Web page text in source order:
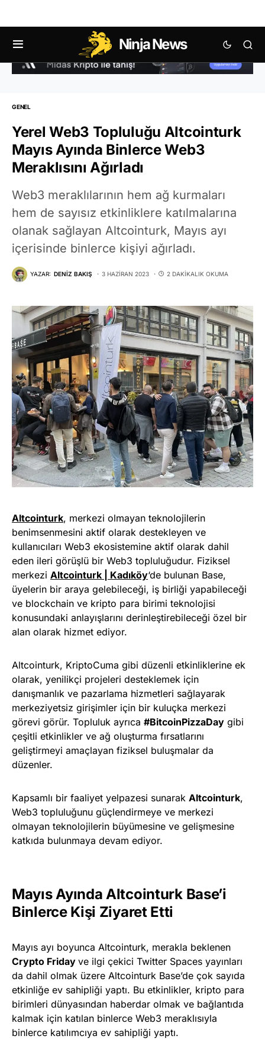
Ninja News
GENEL
Yerel Web3 Topluluğu Altcointurk
Mayıs Ayında Binlerce Web3
Meraklısını Ağırladı
Web3 meraklılarının hem ağ kurmaları
hem de sayısız etkinliklere katılmalarına
olanak sağlayan Altcointurk, Mayıs ayı
içerisinde binlerce kişiyi ağırladı.
YAZAR: DENIZ BAKIŞ 3 HAZIRAN 2023 2 DAKIKALIK OKUMA
Altcointurk, merkezi olmayan teknolojilerin
benimsenmesini aktif olarak destekleyen ve
kullanıcıları Web3 ekosistemine aktif olarak dahil
eden ileri görüşlü bir Web3 topluluğudur. Fiziksel
merkezi Altcointurk | Kadıköy‘de bulunan Base,
üyelerin bir araya gelebileceği, iş birliği yapabileceği
ve blockchain ve kripto para birimi teknolojisi
konusundaki anlayışlarını derinleştirebileceği özel bir
alan olarak hizmet ediyor.
Altcointurk, KriptoCuma gibi düzenli etkinliklerine ek
olarak, yenilikçi projeleri desteklemek için
danışmanlık ve pazarlama hizmetleri sağlayarak
merkeziyetsiz girişimler için bir kuluçka merkezi
görevi görür. Topluluk ayrıca #BitcoinPizzaDay gibi
çeşitli etkinlikler ve ağ oluşturma fırsatlarını
geliştirmeyi amaçlayan fiziksel buluşmalar da
düzenler.
Kapsamlı bir faaliyet yelpazesi sunarak Altcointurk,
Web3 topluluğunu güçlendirmeye ve merkezi
olmayan teknolojilerin büyümesine ve gelişmesine
katkıda bulunmaya devam ediyor.
Mayıs Ayında Altcointurk Base’i
Binlerce Kişi Ziyaret Etti
Mayıs ayı boyunca Altcointurk, merakla beklenen
Crypto Friday ve ilgi çekici Twitter Spaces yayınları
da dahil olmak üzere Altcointurk Base’de çok sayıda
etkinliğe ev sahipliği yaptı. Bu etkinlikler, kripto para
birimleri dünyasından haberdar olmak ve bağlantıda
kalmak için katılan binlerce Web3 meraklısıyla
binlerce katılımcıya ev sahipliği yaptı.